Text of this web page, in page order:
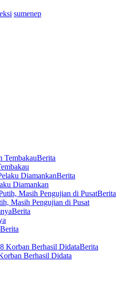
sumenep
Berita
Berita
Diamankan
Berita
Masih Pengujian di Pusat
Berita
Berita
Berita
Berhasil Didata